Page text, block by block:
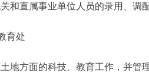
直属事业单位人员的录用、调
育处
方面的科技、教育工作，并管